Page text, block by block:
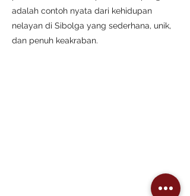
adalah contoh nyata dari kehidupan
nelayan di Sibolga yang sederhana, unik,
dan penuh keakraban.